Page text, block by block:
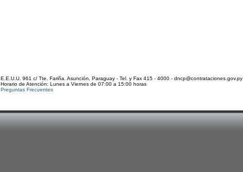
E.E.U.U. 961 c/ Tte. Fariña. Asunción, Paraguay - Tel. y Fax 415 - 4000 - dncp@contrataciones.gov.py
Horario de Atención: Lunes a Viernes de 07:00 a 15:00 horas
Preguntas Frecuentes